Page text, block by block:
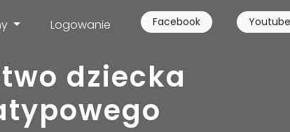
Logowanie Facebook Youtube
dziecka